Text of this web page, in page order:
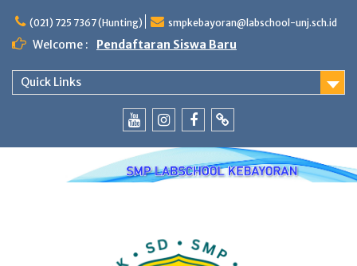
content
(021) 725 7367 (Hunting) smpkebayoran@labschool-unj.sch.id
Welcome : Pendaftaran Siswa Baru
Quick Links
LabschoolLabschool